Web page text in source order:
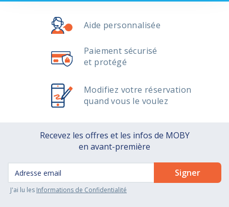
Aide personnalisée
Paiement sécurisé
et protégé
Modifiez votre réservation
quand vous le voulez
Recevez les offres et les infos de MOBY
en avant-première
J'ai lu les Informations de Confidentialité